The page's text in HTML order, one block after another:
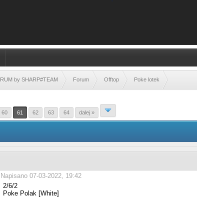
by SHARP#TEAM Forum Offtop Poke lotek
60 61 62 63 64 dalej »
Napisano 07-03-2022, 19:42
2/6/2
Poke Polak [White]